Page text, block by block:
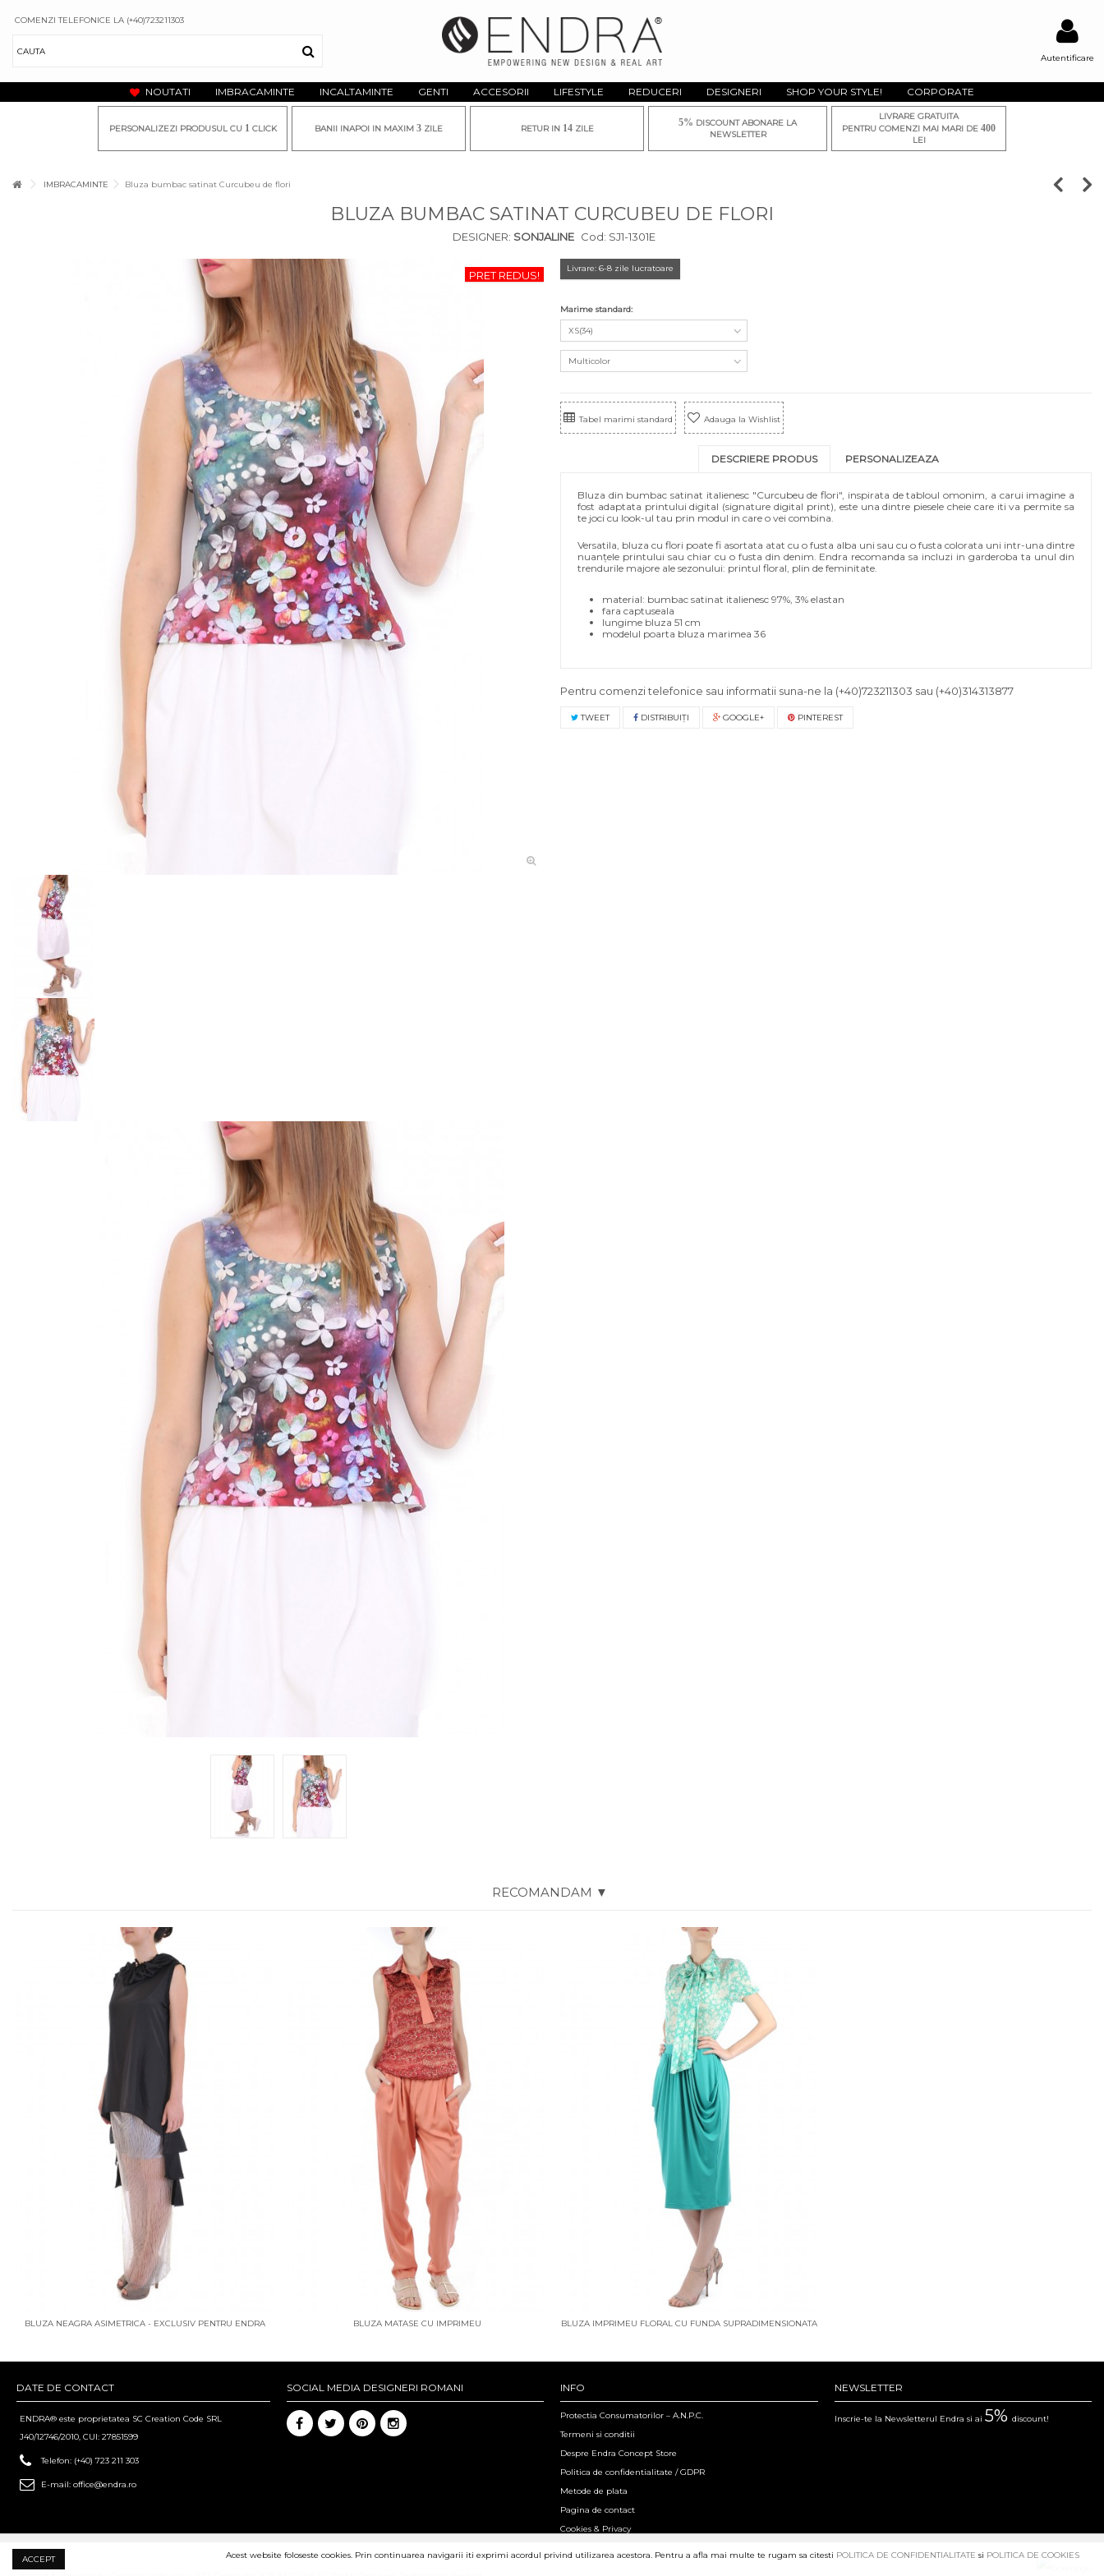
Autentificare
COMENZI TELEFONICE LA (+40)723211303
NOUTATI IMBRACAMINTE INCALTAMINTE GENTI ACCESORII LIFESTYLE REDUCERI DESIGNERI SHOP YOUR STYLE! CORPORATE
PERSONALIZEZI PRODUSUL CU 1CLICK BANII INAPOI IN MAXIM 3 ZILE RETUR IN 14ZILE
5% DISCOUNT ABONARE LA
NEWSLETTER
LIVRARE GRATUITA
PENTRU COMENZI MAI MARI DE 400
LEI
IMBRACAMINTE Bluza bumbac satinat Curcubeu de flori
BLUZA BUMBAC SATINAT CURCUBEU DE FLORI
DESIGNER: SONJALINE Cod: SJ1-1301E
PRET REDUS!
Livrare: 6-8 zile lucratoare
Marime standard:
XS(34)
Multicolor
Tabel marimi standard Adauga la Wishlist
DESCRIERE PRODUS PERSONALIZEAZA
Bluza din bumbac satinat italienesc "Curcubeu de flori", inspirata de tabloul omonim, a carui imagine a
fost adaptata printului digital (signature digital print), este una dintre piesele cheie care iti va permite sa
te joci cu look-ul tau prin modul in care o vei combina.
Versatila, bluza cu flori poate fi asortata atat cu o fusta alba uni sau cu o fusta colorata uni intr-una dintre
nuanțele printului sau chiar cu o fusta din denim. Endra recomanda sa incluzi in garderoba ta unul din
trendurile majore ale sezonului: printul floral, plin de feminitate.
material: bumbac satinat italienesc 97%, 3% elastan
fara captuseala
lungime bluza 51 cm
modelul poarta bluza marimea 36
Pentru comenzi telefonice sau informatii suna-ne la (+40)723211303 sau (+40)314313877
TWEET DISTRIBUIŢI GOOGLE+ PINTEREST
RECOMANDAM ▼
BLUZA NEAGRA ASIMETRICA - EXCLUSIV PENTRU ENDRA BLUZA MATASE CU IMPRIMEU BLUZA IMPRIMEU FLORAL CU FUNDA SUPRADIMENSIONATA
DATE DE CONTACT
ENDRA® este proprietatea SC Creation Code SRL
J40/12746/2010, CUI: 27851599
Telefon: (+40) 723 211 303
E-mail: office@endra.ro
SOCIAL MEDIA DESIGNERI ROMANI NEWSLETTER
Inscrie-te la Newsletterul Endra si ai 5% discount!
INFO
Protectia Consumatorilor – A.N.P.C.
Termeni si conditii
Despre Endra Concept Store
Politica de confidentialitate / GDPR
Metode de plata
Pagina de contact
Cookies & Privacy
ACCEPT Acest website foloseste cookies. Prin continuarea navigarii iti exprimi acordul privind utilizarea acestora. Pentru a afla mai multe te rugam sa citesti POLITICA DE CONFIDENTIALITATE si POLITICA DE COOKIES